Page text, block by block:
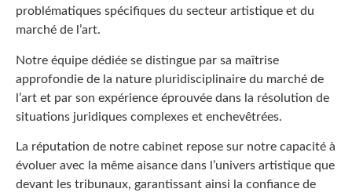
problématiques spécifiques du secteur artistique et du
marché de l’art.
Notre équipe dédiée se distingue par sa maîtrise
approfondie de la nature pluridisciplinaire du marché de
l’art et par son expérience éprouvée dans la résolution de
situations juridiques complexes et enchevêtrées.
La réputation de notre cabinet repose sur notre capacité à
évoluer avec la même aisance dans l’univers artistique que
devant les tribunaux, garantissant ainsi la confiance de